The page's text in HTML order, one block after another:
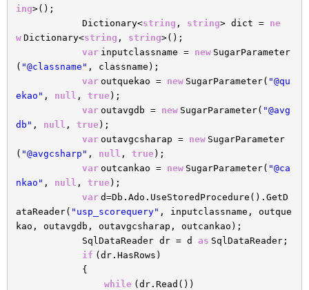
ing>();
Dictionary<string , string> dict = ne
w Dictionary<string , string>();
var inputclassname = new SugarParameter
( "@classname" , classname);
var outquekao = new SugarParameter( "@qu
ekao" , null , true);
var outavgdb = new SugarParameter( "@avg
db" , null , true);
var outavgcsharap = new SugarParameter
( "@avgcsharp" , null , true);
var outcankao = new SugarParameter( "@ca
nkao" , null , true);
var d=Db.Ado.UseStoredProcedure().GetD
ataReader( "usp_scorequery" , inputclassname, outque
kao, outavgdb, outavgcsharap, outcankao);
SqlDataReader dr = d as SqlDataReader;
if (dr.HasRows)
{
while (dr.Read())